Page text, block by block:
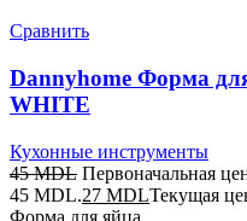
Сравнить
Dannyhome Форма
WHITE
Кухонные инструменты
45MDL Первоначальная
45 MDL.27 MDLТекущая
Форма для яйца